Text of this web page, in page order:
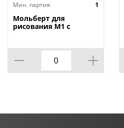
Мин. партия
1
Мольберт для
рисования М1 с